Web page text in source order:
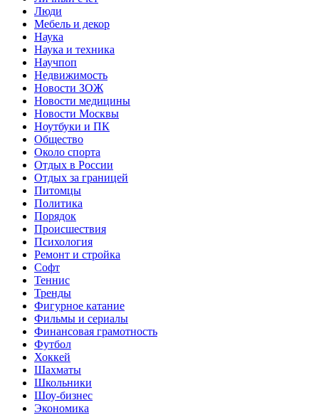
Люди
Мебель и декор
Наука
Наука и техника
Научпоп
Недвижимость
Новости ЗОЖ
Новости медицины
Новости Москвы
Ноутбуки и ПК
Общество
Около спорта
Отдых в России
Отдых за границей
Питомцы
Политика
Порядок
Происшествия
Психология
Ремонт и стройка
Софт
Теннис
Тренды
Фигурное катание
Фильмы и сериалы
Финансовая грамотность
Футбол
Хоккей
Шахматы
Школьники
Шоу-бизнес
Экономика